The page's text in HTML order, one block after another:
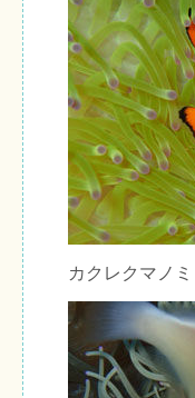
カクレクマノミ